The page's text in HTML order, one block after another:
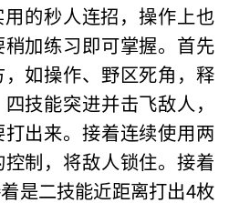
的秒人连招，操作上也
加练习即可掌握。首先
如操作、野区死角，释
技能突进并击飞敌人，
出来。接着连续使用两
制，将敌人锁住。接着
是二技能近距离打出4枚